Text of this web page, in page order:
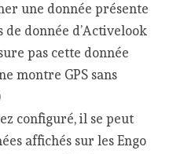
une donnée présente
de donnée d’Activelook
pas cette donnée
montre GPS sans
configuré, il se peut
affichés sur les Engo